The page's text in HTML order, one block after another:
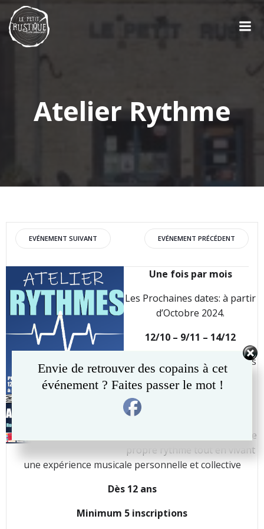
Atelier Rythme
Post
navigation
EVÉNEMENT SUIVANT
Post
navigation
EVÉNEMENT PRÉCÉDENT
Une fois par mois
Les Prochaines dates: à partir
d’Octobre 2024.
12/10 – 9/11 – 14/12
À travers des jeux et exercices
rythmiques simples, avec ou
sans instrument, à travers
notre corps, apprenons à
comprendre et dompter notre
propre rythme tout en vivant
une expérience musicale personnelle et collective
Dès 12 ans
Minimum 5 inscriptions
Envie de retrouver des copains à cet
événement ? Faites passer le mot !